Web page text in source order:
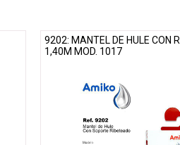
9202: MANTEL DE HULE CON
1,40M MOD. 1017